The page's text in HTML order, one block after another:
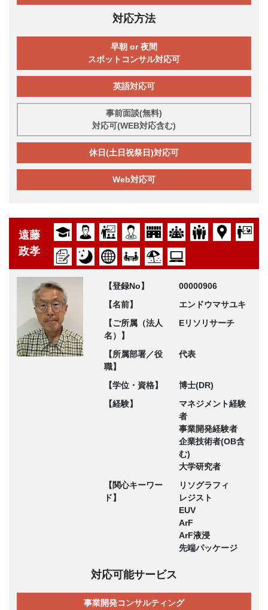
対応方法
早朝 or 夜間
スポットコンサル対応可
英語対応可
事前面談(無料)
対応可(WEB対応含む)
休日(土日祝祭日)対応可
Web対応可
遠藤
政孝
【登録No】
00000906
【名前】
エンドウマサユキ
【ご所属（法人
名）】
Eリソリサーチ
【所属部署／役
職】
代表
【学位・資格】
博士(DR)
【経験】
マネジメント経験
者
事業開発経験者
企業技術者(OB含
む)
大学研究者
【関心キーワー
ド】
リソグラフィ
レジスト
EUV
ArF
ArF液浸
先端パッケージ
対応可能サービス
事業開発コンサルティング